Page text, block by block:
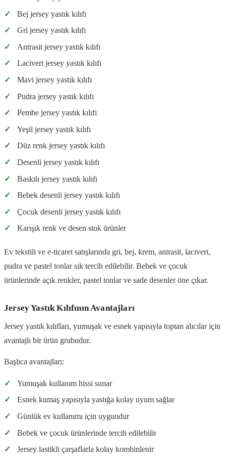
✓
Bej jersey yastık kılıfı
✓
Gri jersey yastık kılıfı
✓
Antrasit jersey yastık kılıfı
✓
Lacivert jersey yastık kılıfı
✓
Mavi jersey yastık kılıfı
✓
Pudra jersey yastık kılıfı
✓
Pembe jersey yastık kılıfı
✓
Yeşil jersey yastık kılıfı
✓
Düz renk jersey yastık kılıfı
✓
Desenli jersey yastık kılıfı
✓
Baskılı jersey yastık kılıfı
✓
Bebek desenli jersey yastık kılıfı
✓
Çocuk desenli jersey yastık kılıfı
✓
Karışık renk ve desen stok ürünler
Ev tekstili ve e-ticaret satışlarında gri, bej, krem, antrasit, lacivert,
pudra ve pastel tonlar sık tercih edilebilir. Bebek ve çocuk
ürünlerinde açık renkler, pastel tonlar ve sade desenler öne çıkar.
Jersey Yastık Kılıfının Avantajları
Jersey yastık kılıfları, yumuşak ve esnek yapısıyla toptan alıcılar için
avantajlı bir ürün grubudur.
Başlıca avantajları:
✓
Yumuşak kullanım hissi sunar
✓
Esnek kumaş yapısıyla yastığa kolay uyum sağlar
✓
Günlük ev kullanımı için uygundur
✓
Bebek ve çocuk ürünlerinde tercih edilebilir
✓
Jersey lastikli çarşaflarla kolay kombinlenir